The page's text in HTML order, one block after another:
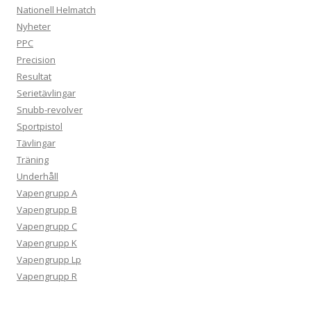
Nationell Helmatch
Nyheter
PPC
Precision
Resultat
Serietävlingar
Snubb-revolver
Sportpistol
Tävlingar
Träning
Underhåll
Vapengrupp A
Vapengrupp B
Vapengrupp C
Vapengrupp K
Vapengrupp Lp
Vapengrupp R